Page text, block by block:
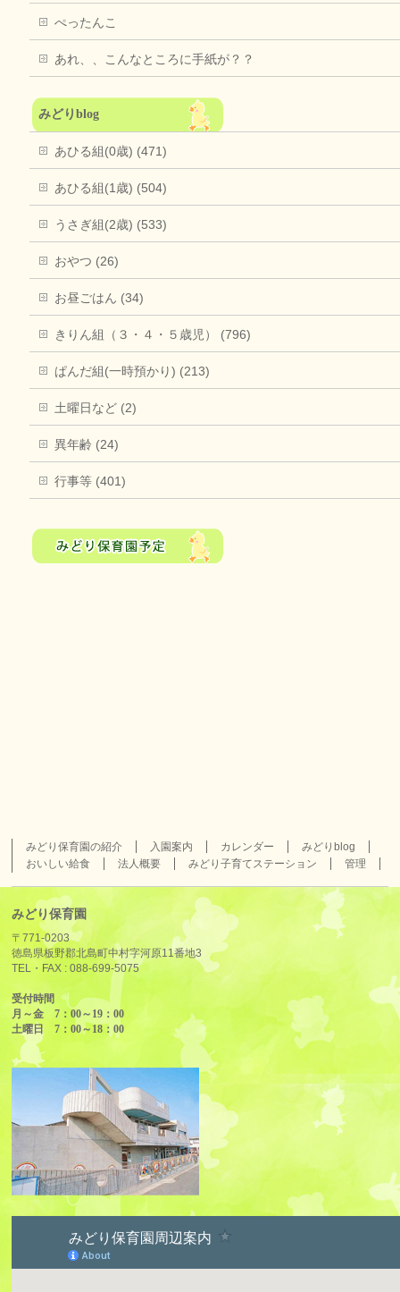
ぺったんこ
あれ、、こんなところに手紙が？？
みどりblog
あひる組(0歳) (471)
あひる組(1歳) (504)
うさぎ組(2歳) (533)
おやつ (26)
お昼ごはん (34)
きりん組（３・４・５歳児） (796)
ぱんだ組(一時預かり) (213)
土曜日など (2)
異年齢 (24)
行事等 (401)
みどり保育園の紹介 入園案内 カレンダー
みどりblog
おいしい給食
法人概要 みどり子育てステーション 管理
みどり保育園
〒771-0203
徳島県板野郡北島町中村字河原11番地3
TEL・FAX :088-699-5075
受付時間
月～金 7：00～19：00
土曜日 7：00～18：00